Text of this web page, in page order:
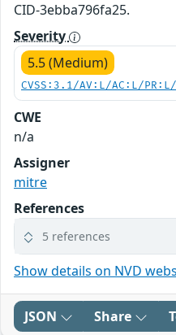
CID-3ebba796fa25.
Severity
5.5 (Medium)
CVSS:3.1/AV:L/AC:L/
CWE
n/a
Assigner
mitre
References
5 references
Show details on NVD
JSON Share